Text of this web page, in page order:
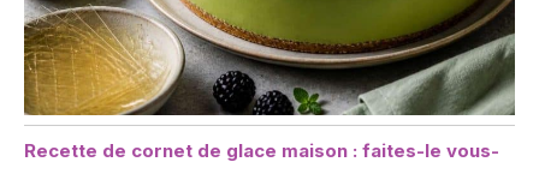
Recette de cornet de glace maison : faites-le vous-